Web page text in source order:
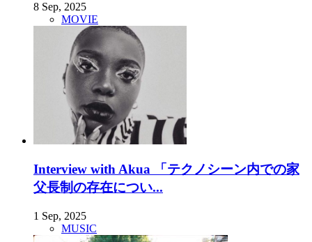
8 Sep, 2025
MOVIE
Interview with Akua 「テクノシーン内での家
父長制の存在につい...
1 Sep, 2025
MUSIC